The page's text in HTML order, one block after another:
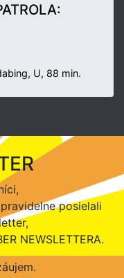
U, 88 min.
posielali
NEWSLETTERA.